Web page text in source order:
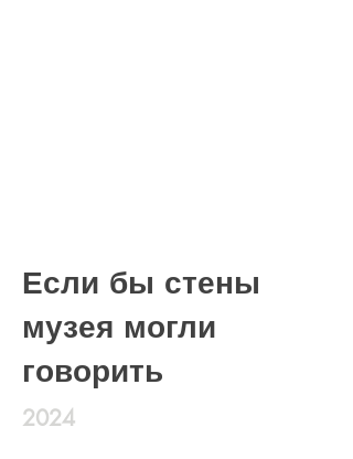
Если бы стены
музея могли
говорить
2024